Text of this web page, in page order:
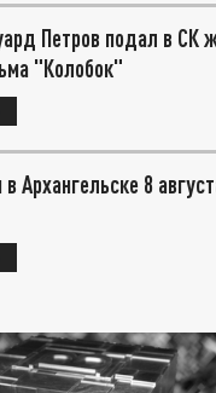
Петров подал в СК
"Колобок"
Архангельске 8